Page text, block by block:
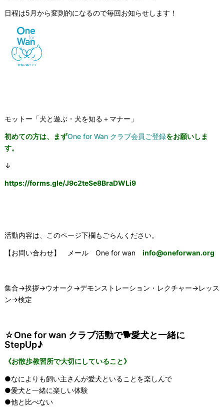
日程は5月から変則的になるので毎回お知らせします！
モットー「犬と遊ぶ・犬を知る＋マナー」
初めての方は、まずOne for Wan クラブ会員ご登録をお願いしま
す。
↓
https://forms.gle/J9c2teSe8BraDWLi9
活動内容は、このページ下欄もごらんください。
【お問い合わせ】 メール One for wan info@oneforwan.org
集合→挨拶→ウオーク→デモンストレーション・レクチャー→レッス
ン→検定
☆One for wan クラブ活動で🐕愛犬と一緒に
StepUp♪
《お散歩教習所で大切にしていること》
●なによりも飼い主さんが愛犬といることを楽しんで
●愛犬と一緒に楽しい体験
●他と比べない